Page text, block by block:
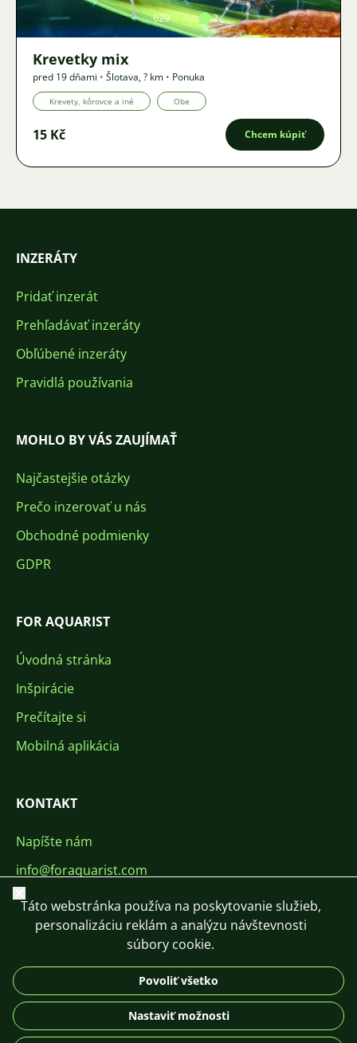
629 2
Krevetky mix
pred 19 dňami • Šlotava,? km • Ponuka
Krevety, kôrovce a iné Obe
15 Kč Chcem kúpiť
INZERÁTY
Pridať inzerát
Prehľadávať inzeráty
Obľúbené inzeráty
Pravidlá používania
MOHLO BY VÁS ZAUJÍMAŤ
Najčastejšie otázky
Prečo inzerovať u nás
Obchodné podmienky
GDPR
FOR AQUARIST
Úvodná stránka
Inšpirácie
Prečítajte si
Mobilná aplikácia
KONTAKT
Napíšte nám
info@foraquarist.com
+420 603 449 602
DE
© 2026 For Aquarist
Zavrieť
Táto webstránka používa na poskytovanie služieb,
personalizáciu reklám a analýzu návštevnosti
súbory cookie.
Povoliť všetko
Nastaviť možnosti